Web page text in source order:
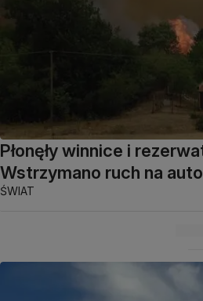
Płonęły winnice i
Wstrzymano ruch na
ŚWIAT